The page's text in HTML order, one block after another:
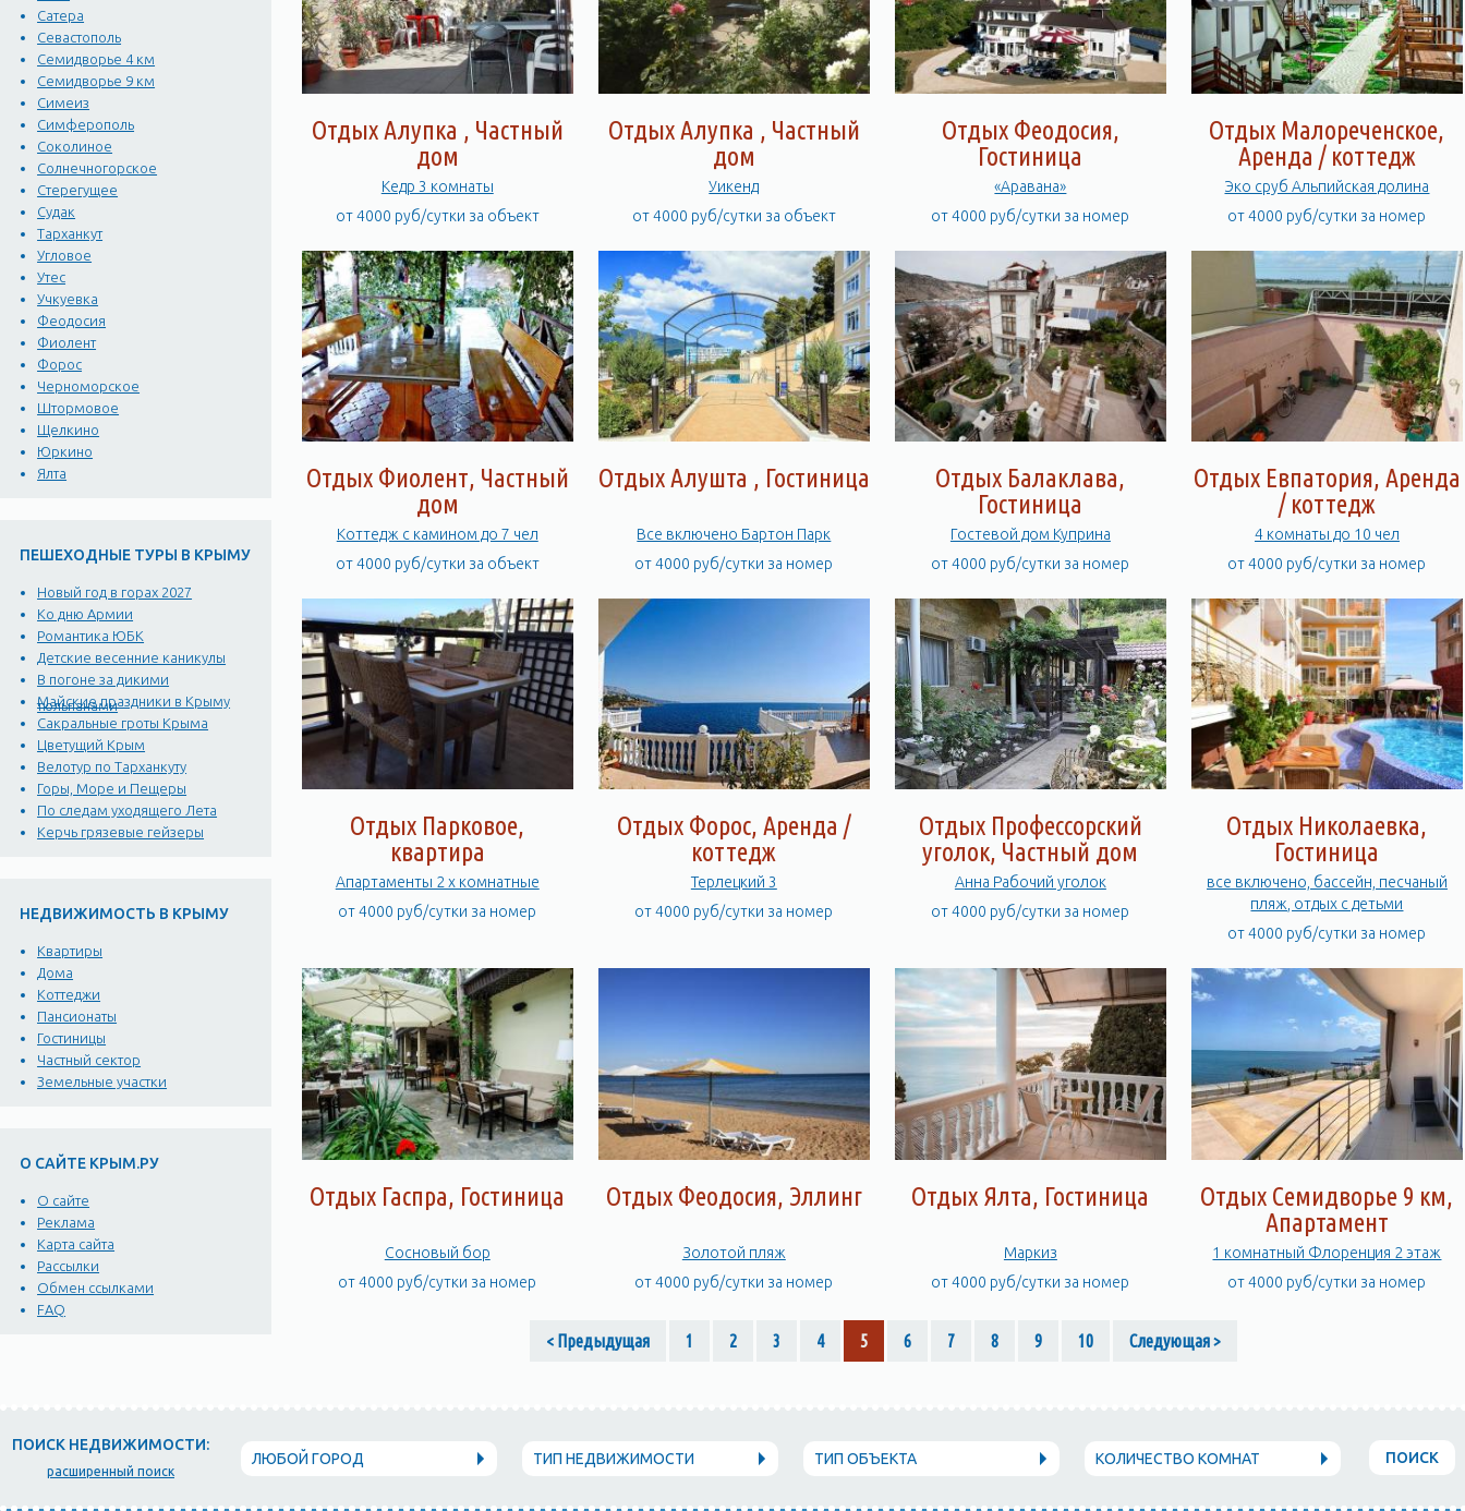
Сатера
Севастополь
Семидворье 4 км
Семидворье 9 км
Симеиз
Симферополь
Соколиное
Солнечногорское
Стерегущее
Судак
Тарханкут
Угловое
Утес
Учкуевка
Феодосия
Фиолент
Форос
Черноморское
Штормовое
Щелкино
Юркино
Ялта
ПЕШЕХОДНЫЕ ТУРЫ В КРЫМУ
Новый год в горах 2027
Ко дню Армии
Романтика ЮБК
Детские весенние каникулы
В погоне за дикими
тюльпанами
Майские праздники в Крыму
Сакральные гроты Крыма
Цветущий Крым
Велотур по Тарханкуту
Горы, Море и Пещеры
По следам уходящего Лета
Керчь грязевые гейзеры
НЕДВИЖИМОСТЬ В КРЫМУ
Квартиры
Дома
Коттеджи
Пансионаты
Гостиницы
Частный сектор
Земельные участки
О САЙТЕ КРЫМ.РУ
О сайте
Реклама
Карта сайта
Рассылки
Обмен ссылками
FAQ
Отдых Алупка , Частный
дом
Кедр 3 комнаты
от 4000 руб/сутки за объект
Отдых Алупка , Частный
дом
Уикенд
от 4000 руб/сутки за объект
Отдых Феодосия,
Гостиница
«Аравана»
от 4000 руб/сутки за номер
Отдых Малореченское,
Аренда / коттедж
Эко сруб Альпийская долина
от 4000 руб/сутки за номер
Отдых Фиолент, Частный
дом
Коттедж с камином до 7 чел
от 4000 руб/сутки за объект
Отдых Алушта , Гостиница
Все включено Бартон Парк
от 4000 руб/сутки за номер
Отдых Балаклава,
Гостиница
Гостевой дом Куприна
от 4000 руб/сутки за номер
Отдых Евпатория, Аренда
/ коттедж
4 комнаты до 10 чел
от 4000 руб/сутки за номер
Отдых Парковое,
квартира
Апартаменты 2 х комнатные
от 4000 руб/сутки за номер
Отдых Форос, Аренда /
коттедж
Терлецкий 3
от 4000 руб/сутки за номер
Отдых Профессорский
уголок, Частный дом
Анна Рабочий уголок
от 4000 руб/сутки за номер
Отдых Николаевка,
Гостиница
все включено, бассейн, песчаный
пляж, отдых с детьми
от 4000 руб/сутки за номер
Отдых Гаспра, Гостиница
Сосновый бор
от 4000 руб/сутки за номер
Отдых Феодосия, Эллинг
Золотой пляж
от 4000 руб/сутки за номер
Отдых Ялта, Гостиница
Маркиз
от 4000 руб/сутки за номер
Отдых Семидворье 9 км,
Апартамент
1 комнатный Флоренция 2 этаж
от 4000 руб/сутки за номер
< Предыдущая 1 2 3 4 5 6 7 8 9 10 Следующая >
ПОИСК НЕДВИЖИМОСТИ:
расширенный поиск
ЛЮБОЙ ГОРОД ТИП НЕДВИЖИМОСТИ ТИП ОБЪЕКТА КОЛИЧЕСТВО КОМНАТ ПОИСК